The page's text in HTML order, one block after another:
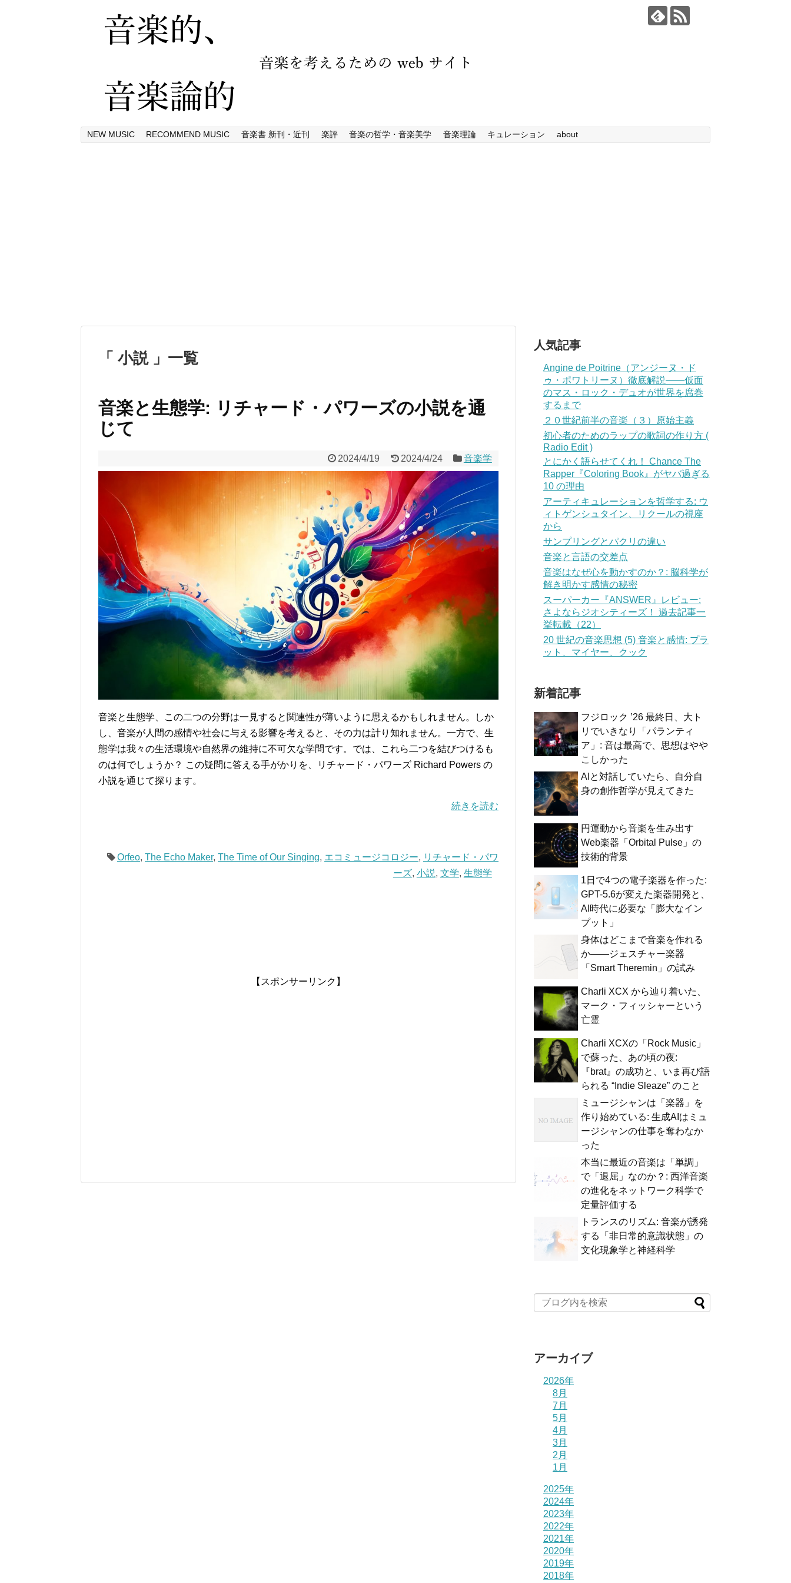
NEW MUSIC RECOMMEND MUSIC 音楽書 新刊・近刊 楽評 音楽の哲学・音楽美学 音楽理論 キュレーション about
「 小説 」一覧
音楽と生態学: リチャード・パワーズの小説を通
じて
2024/4/19 2024/4/24 音楽学
音楽と生態学、この二つの分野は一見すると関連性が薄いように思えるかもしれません。しか
し、音楽が人間の感情や社会に与える影響を考えると、その力は計り知れません。一方で、生
態学は我々の生活環境や自然界の維持に不可欠な学問です。では、これら二つを結びつけるも
のは何でしょうか？ この疑問に答える手がかりを、リチャード・パワーズ Richard Powers の
小説を通じて探ります。
続きを読む
Orfeo, The Echo Maker, The Time of Our Singing, エコミュージコロジー, リチャード・パワ
ーズ, 小説, 文学, 生態学
【スポンサーリンク】
人気記事
Angine de Poitrine（アンジーヌ・ド
ゥ・ポワトリーヌ）徹底解説——仮面
のマス・ロック・デュオが世界を席巻
するまで
２０世紀前半の音楽（３）原始主義
初心者のためのラップの歌詞の作り方 (
Radio Edit )
とにかく語らせてくれ！ Chance The
Rapper『Coloring Book』がヤバ過ぎる
10 の理由
アーティキュレーションを哲学する: ウ
ィトゲンシュタイン、リクールの視座
から
サンプリングとパクリの違い
音楽と言語の交差点
音楽はなぜ心を動かすのか？: 脳科学が
解き明かす感情の秘密
スーパーカー『ANSWER』レビュー:
さよならジオシティーズ！ 過去記事一
挙転載（22）
20 世紀の音楽思想 (5) 音楽と感情: プラ
ット、マイヤー、クック
新着記事
フジロック ’26 最終日、大ト
リでいきなり「パランティ
ア」: 音は最高で、思想はやや
こしかった
AIと対話していたら、自分自
身の創作哲学が見えてきた
円運動から音楽を生み出す
Web楽器「Orbital Pulse」の
技術的背景
1日で4つの電子楽器を作った:
GPT-5.6が変えた楽器開発と、
AI時代に必要な「膨大なイン
プット」
身体はどこまで音楽を作れる
か——ジェスチャー楽器
「Smart Theremin」の試み
Charli XCX から辿り着いた、
マーク・フィッシャーという
亡霊
Charli XCXの「Rock Music」
で蘇った、あの頃の夜:
『brat』の成功と、いま再び語
られる “Indie Sleaze” のこと
ミュージシャンは「楽器」を
作り始めている: 生成AIはミュ
ージシャンの仕事を奪わなか
った
本当に最近の音楽は「単調」
で「退屈」なのか？: 西洋音楽
の進化をネットワーク科学で
定量評価する
トランスのリズム: 音楽が誘発
する「非日常的意識状態」の
文化現象学と神経科学
アーカイブ
2026年
8月
7月
5月
4月
3月
2月
1月
2025年
2024年
2023年
2022年
2021年
2020年
2019年
2018年